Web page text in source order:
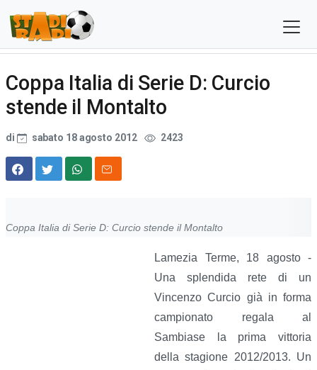
Coppa Italia di Serie D: Curcio
stende il Montalto
di sabato 18 agosto 2012 2423
Coppa Italia di Serie D: Curcio stende il Montalto
Lamezia Terme, 18 agosto -
Una splendida rete di un
Vincenzo Curcio già in forma
campionato regala al
Sambiase la prima vittoria
della stagione 2012/2013. Un